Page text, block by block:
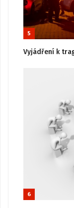
5
Vyjádření k
6